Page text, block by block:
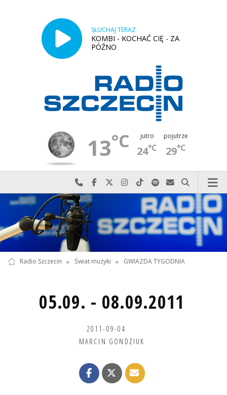
SŁUCHAJ TERAZ
KOMBI - KOCHAĆ CIĘ - ZA
PÓŹNO
13°C jutro
24°C
pojutrze
29°C
Najlepiej po prostu do nas zadzwoń
Odwiedź nas na Facebook-u
Odwiedź nas na X
Odwiedź nas na Instagram-ie
Odwiedź nas na TikTok-u
Szukaj nas na Spotify
Wyślij do nas
Szukaj
Radio Szczecin » Świat muzyki » GWIAZDA TYGODNIA
05.09. - 08.09.2011
2011-09-04
MARCIN GONDZIUK